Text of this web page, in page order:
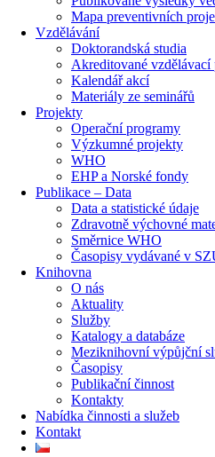
Mapa preventivních
Vzdělávání
Doktorandská studia
Akreditované vzdělávací
Kalendář akcí
Materiály ze seminářů
Projekty
Operační programy
Výzkumné projekty
WHO
EHP a Norské fondy
Publikace – Data
Data a statistické údaje
Zdravotně výchovné
Směrnice WHO
Časopisy vydávané v
Knihovna
O nás
Aktuality
Služby
Katalogy a databáze
Meziknihovní výpůjční
Časopisy
Publikační činnost
Kontakty
Nabídka činnosti a služeb
Kontakt